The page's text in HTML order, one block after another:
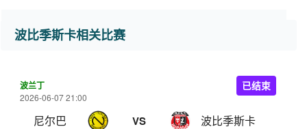
波比季斯卡相关比赛
波兰丁
2026-06-07 21:00
尼尔巴 VS 波比季斯卡
已结束